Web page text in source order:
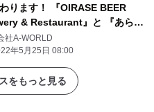
ります！ 『OIRASE BEER
& Restaurant』と 『あら、
。青森ファクトリーショップ』
設が 5月29日(日)に同時リニュー
ープン
社A-WORLD
年5月25日 08:00
をもっと見る